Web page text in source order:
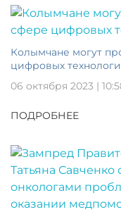
Колымчане могут
цифровых
06 октября 2023 |
ПОДРОБНЕЕ